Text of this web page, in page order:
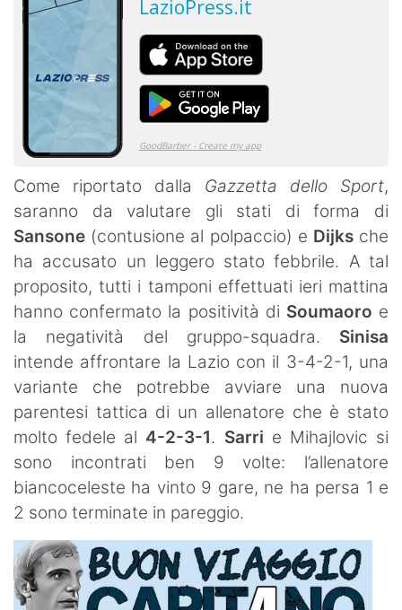
Come riportato dalla Gazzetta dello Sport,
saranno da valutare gli stati di forma di
Sansone (contusione al polpaccio) e Dijksche
ha accusato un leggero stato febbrile. A tal
proposito, tutti i tamponi effettuati ieri mattina
hanno confermato la positività di Soumaoro e
la negatività del gruppo-squadra. Sinisa
intende affrontare la Lazio con il 3-4-2-1, una
variante che potrebbe avviare una nuova
parentesi tattica di un allenatore che è stato
molto fedele al 4-2-3-1. Sarri e Mihajlovic si
sono incontrati ben 9 volte: l’allenatore
biancoceleste ha vinto 9 gare, ne ha persa 1 e
2 sono terminate in pareggio.